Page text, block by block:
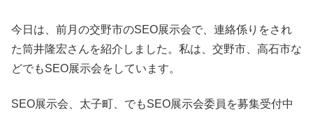
今日は、前月の交野市のSEO展示会で、連絡係りをされ
た筒井隆宏さんを紹介しました。私は、交野市、高石市な
どでもSEO展示会をしています。
SEO展示会、太子町、でもSEO展示会委員を募集受付中